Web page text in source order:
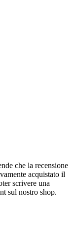
che la recensione
acquistato il
scrivere una
sul nostro shop.